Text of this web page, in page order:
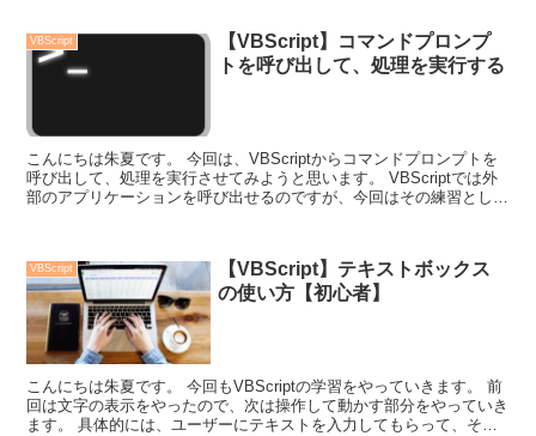
VBScript
【VBScript】コマンドプロンプ
トを呼び出して、処理を実行する
こんにちは朱夏です。 今回は、VBScriptからコマンドプロンプトを
呼び出して、処理を実行させてみようと思います。 VBScriptでは外
部のアプリケーションを呼び出せるのですが、今回はその練習として
VBScript
【VBScript】テキストボックス
の使い方【初心者】
こんにちは朱夏です。 今回もVBScriptの学習をやっていきます。 前
回は文字の表示をやったので、次は操作して動かす部分をやっていき
ます。 具体的には、ユーザーにテキストを入力してもらって、それ